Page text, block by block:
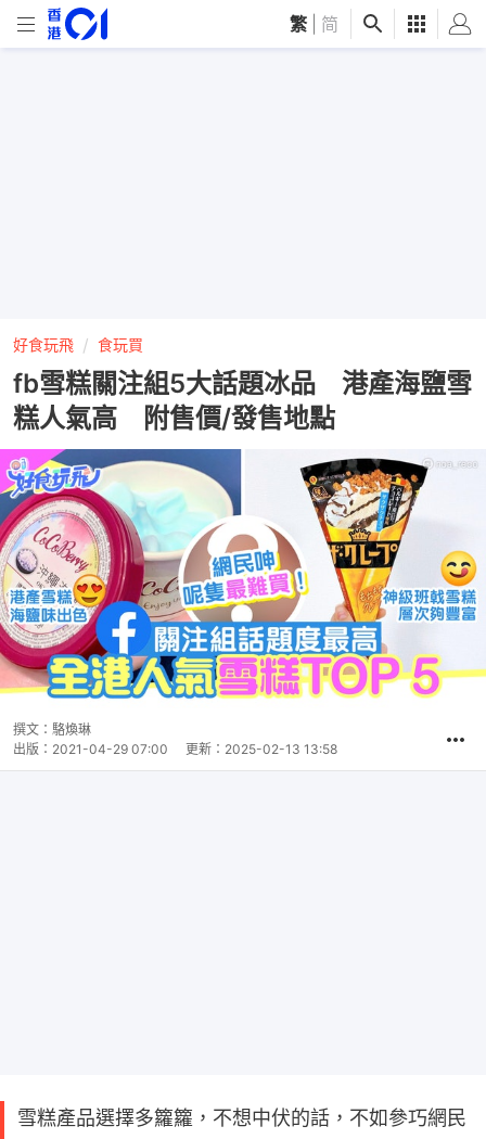
繁 简
好食玩飛 食玩買
fb雪糕關注組5大話題冰品 港產海鹽雪
糕人氣高 附售價/發售地點
撰文： 駱煥琳
出版： 2021-04-29 07:00 更新： 2025-02-13 13:58
雪糕產品選擇多籮籮，不想中伏的話，不如參巧網民